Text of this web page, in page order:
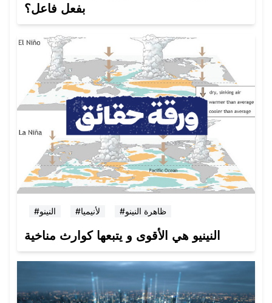
بفعل فاعل؟
#النينو #لأنيميا #ظاهرة النينو
النينيو هي الأقوى و يتبعها كوارث مناخية